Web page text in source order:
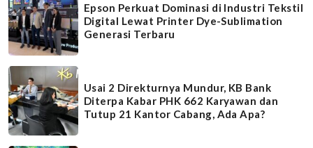
Epson Perkuat Dominasi di Industri Tekstil
Digital Lewat Printer Dye-Sublimation
Generasi Terbaru
Usai 2 Direkturnya Mundur, KB Bank
Diterpa Kabar PHK 662 Karyawan dan
Tutup 21 Kantor Cabang, Ada Apa?